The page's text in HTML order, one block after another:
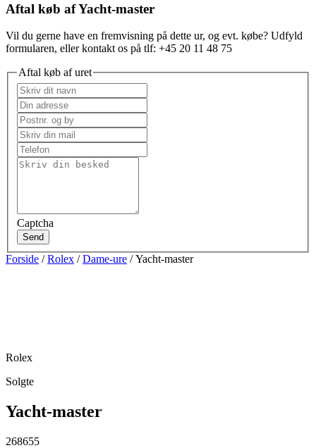
Aftal køb af Yacht-master
Vil du gerne have en fremvisning på dette ur, og evt. købe? Udfyld
formularen, eller kontakt os på tlf: +45 20 11 48 75
Aftal køb af uret
Captcha
Send
Forside /Rolex /Dame-ure / Yacht-master
Rolex
Solgte
Yacht-master
268655